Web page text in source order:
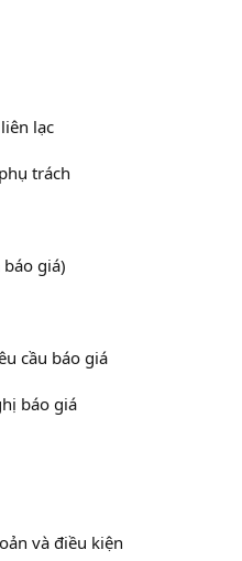
lạc
trách
giá)
cầu báo giá
báo giá
và điều kiện